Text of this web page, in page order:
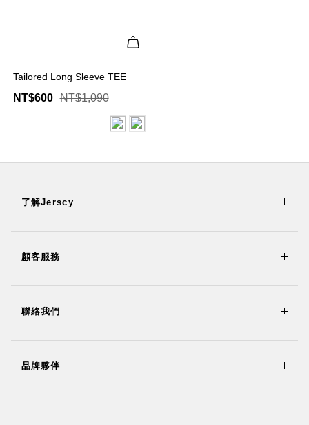
Tailored Long Sleeve TEE
NT$600 NT$1,090
了解Jerscy
顧客服務
聯絡我們
品牌夥伴